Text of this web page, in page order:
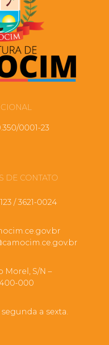
0001-23
DE CONTATO
/ 3621-0024
Morel, S/N –
000
a sexta.